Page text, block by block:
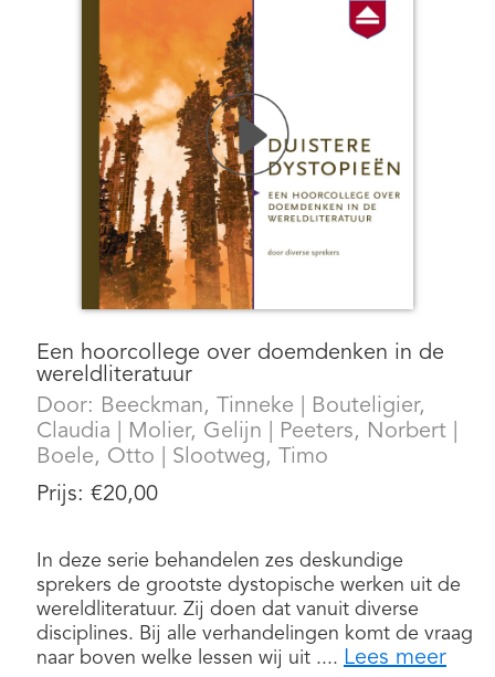
Een hoorcollege over doemdenken in de
wereldliteratuur
Door: Beeckman, Tinneke
Bouteligier,
Claudia
Molier, Gelijn Peeters, Norbert
Boele, Otto
Slootweg, Timo
Prijs: €20,00
In deze serie behandelen zes deskundige
sprekers de grootste dystopische werken uit de
wereldliteratuur. Zij doen dat vanuit diverse
disciplines. Bij alle verhandelingen komt de vraag
naar boven welke lessen wij uit .... Lees meer